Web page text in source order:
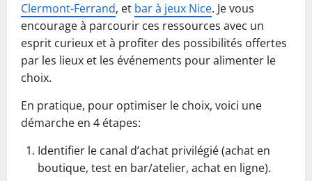
Clermont-Ferrand, et bar à jeux Nice. Je vous
encourage à parcourir ces ressources avec un
esprit curieux et à profiter des possibilités offertes
par les lieux et les événements pour alimenter le
choix.
En pratique, pour optimiser le choix, voici une
démarche en 4 étapes:
Identifier le canal d’achat privilégié (achat en
boutique, test en bar/atelier, achat en ligne).